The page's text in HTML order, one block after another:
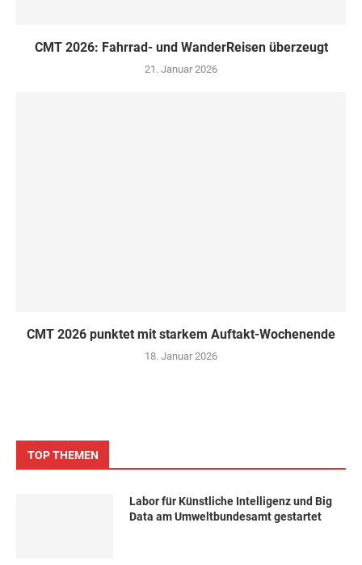
CMT 2026: Fahrrad- und WanderReisen überzeugt
21. Januar 2026
CMT 2026 punktet mit starkem Auftakt-Wochenende
18. Januar 2026
TOP THEMEN
Labor für Künstliche Intelligenz und Big
Data am Umweltbundesamt gestartet